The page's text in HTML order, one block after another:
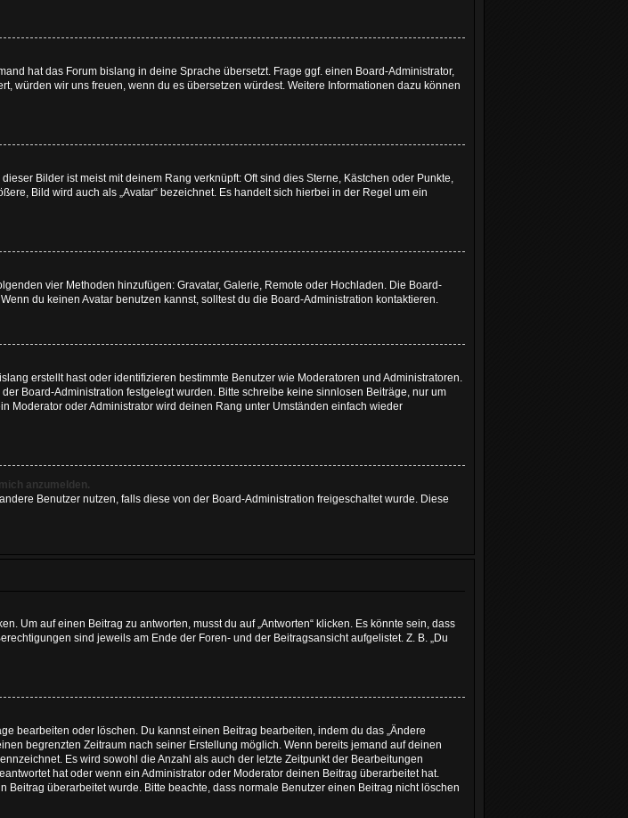
hat das Forum bislang in deine Sprache übersetzt. Frage ggf. einen Board-Administrator,
würden wir uns freuen, wenn du es übersetzen würdest. Weitere Informationen dazu können
Bilder ist meist mit deinem Rang verknüpft: Oft sind dies Sterne, Kästchen oder Punkte,
Bild wird auch als „Avatar“ bezeichnet. Es handelt sich hierbei in der Regel um ein
vier Methoden hinzufügen: Gravatar, Galerie, Remote oder Hochladen. Die Board-
du keinen Avatar benutzen kannst, solltest du die Board-Administration kontaktieren.
erstellt hast oder identifizieren bestimmte Benutzer wie Moderatoren und Administratoren.
Board-Administration festgelegt wurden. Bitte schreibe keine sinnlosen Beiträge, nur um
oder Administrator wird deinen Rang unter Umständen einfach wieder
anzumelden.
Benutzer nutzen, falls diese von der Board-Administration freigeschaltet wurde. Diese
Um auf einen Beitrag zu antworten, musst du auf „Antworten“ klicken. Es könnte sein, dass
sind jeweils am Ende der Foren- und der Beitragsansicht aufgelistet. Z. B. „Du
bearbeiten oder löschen. Du kannst einen Beitrag bearbeiten, indem du das „Ändere
begrenzten Zeitraum nach seiner Erstellung möglich. Wenn bereits jemand auf deinen
Es wird sowohl die Anzahl als auch der letzte Zeitpunkt der Bearbeitungen
hat oder wenn ein Administrator oder Moderator deinen Beitrag überarbeitet hat.
überarbeitet wurde. Bitte beachte, dass normale Benutzer einen Beitrag nicht löschen